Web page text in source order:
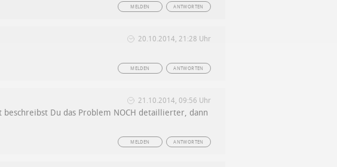
ANTWORTEN
MELDEN
20.10.2014, 21:28 Uhr
ANTWORTEN
MELDEN
21.10.2014, 09:56 Uhr
Du das Problem NOCH detaillierter, dann
ANTWORTEN
MELDEN